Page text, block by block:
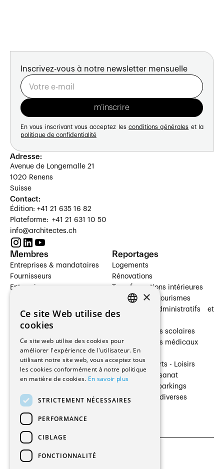
Inscrivez-vous à notre newsletter mensuelle
En vous inscrivant vous acceptez les conditions générales et la
politique de confidentialité
Adresse:
Avenue de Longemalle 21
1020 Renens
Suisse
Contact:
Édition: +41 21 635 16 82
Plateforme: +41 21 631 10 50
info@architectes.ch
Membres
Entreprises & mandataires
Fournisseurs
Entreprises
Architectes paysagistes
Architectes d'intérieur
Entreprises générales
Ingénieurs et mandataires
Fabricants / Fournisseurs
Régies immobilières
Gestion PPE
Reportages
Logements
Rénovations
Transformations intérieures
Hôtelleries et tourismes
Bâtiments administratifs et
Établissements scolaires
Établissements médicaux
Villas
Cultures - Sports - Loisirs
Industrie - Artisanat
Transports et parkings
Constructions diverses
CGU et Politique de confidentialités
×
Ce site Web utilise des
cookies
Ce site web utilise des cookies pour
améliorer l'expérience de l'utilisateur. En
utilisant notre site web, vous acceptez tous
les cookies conformément à notre politique
en matière de cookies. En savoir plus
STRICTEMENT NÉCESSAIRES
PERFORMANCE
CIBLAGE
FONCTIONNALITÉ